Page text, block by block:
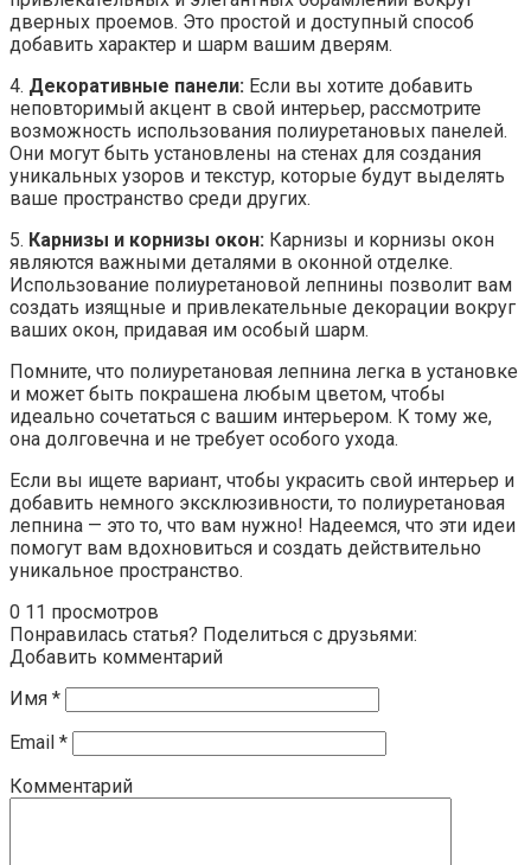
дверных проемов. Это простой и доступный способ
добавить характер и шарм вашим дверям.
4. Декоративные панели: Если вы хотите добавить
неповторимый акцент в свой интерьер, рассмотрите
возможность использования полиуретановых панелей.
Они могут быть установлены на стенах для создания
уникальных узоров и текстур, которые будут выделять
ваше пространство среди других.
5. Карнизы и корнизы окон: Карнизы и корнизы окон
являются важными деталями в оконной отделке.
Использование полиуретановой лепнины позволит вам
создать изящные и привлекательные декорации вокруг
ваших окон, придавая им особый шарм.
Помните, что полиуретановая лепнина легка в установке
и может быть покрашена любым цветом, чтобы
идеально сочетаться с вашим интерьером. К тому же,
она долговечна и не требует особого ухода.
Если вы ищете вариант, чтобы украсить свой интерьер и
добавить немного эксклюзивности, то полиуретановая
лепнина — это то, что вам нужно! Надеемся, что эти идеи
помогут вам вдохновиться и создать действительно
уникальное пространство.
0 11 просмотров
Понравилась статья? Поделиться с друзьями:
Добавить комментарий
Имя *
Email *
Комментарий